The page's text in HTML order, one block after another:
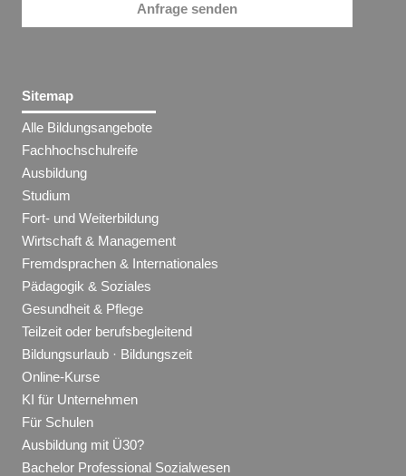
Anfrage senden
Sitemap
Alle Bildungsangebote
Fachhochschulreife
Ausbildung
Studium
Fort- und Weiterbildung
Wirtschaft & Management
Fremdsprachen & Internationales
Pädagogik & Soziales
Gesundheit & Pflege
Teilzeit oder berufsbegleitend
Bildungsurlaub · Bildungszeit
Online-Kurse
KI für Unternehmen
Für Schulen
Ausbildung mit Ü30?
Bachelor Professional Sozialwesen